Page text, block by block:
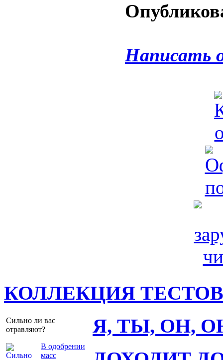
Написать
КОЛЛЕКЦИЯ ТЕСТОВ
Сильно ли вас
отравляют?
В одобрении
масс
Я, ТЫ, ОН,